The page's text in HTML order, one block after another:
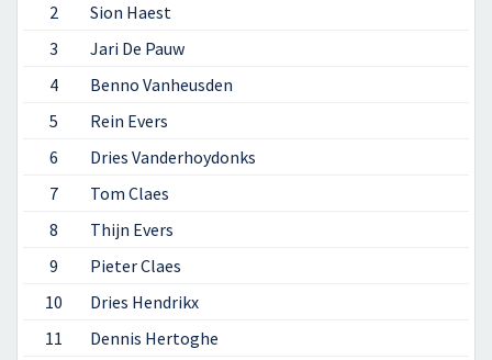
2
Sion Haest
3
Jari De Pauw
4
Benno Vanheusden
5
Rein Evers
6
Dries Vanderhoydonks
7
Tom Claes
8
Thijn Evers
9
Pieter Claes
10
Dries Hendrikx
11
Dennis Hertoghe